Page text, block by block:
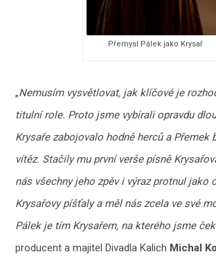
Přemysl Pálek jako Krysař
„Nemusím vysvětlovat, jak klíčové je
titulní role. Proto jsme vybírali opravdu
Krysaře zabojovalo hodně herců a Přemek
vítěz. Stačily mu první verše písně
nás všechny jeho zpěv i výraz protnul jako
Krysařovy píšťaly a měl nás zcela ve své
Pálek je tím Krysařem, na kterého jsme
producent a majitel Divadla Kalich Michal